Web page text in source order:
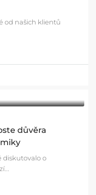
od našich klientů
důvěra
diskutovalo o